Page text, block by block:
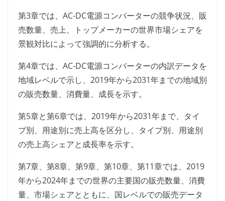
第3章では、AC-DC電源コンバーターの競争状況、販
売数量、売上、トップメーカーの世界市場シェアを
景観対比によって強調的に分析する。
第4章では、AC-DC電源コンバーターの内訳データを
地域レベルで示し、2019年から2031年までの地域別
の販売数量、消費量、成長を示す。
第5章と第6章では、2019年から2031年まで、タイ
プ別、用途別に売上高を区分し、タイプ別、用途別
の売上高シェアと成長率を示す。
第7章、第8章、第9章、第10章、第11章では、2019
年から2024年までの世界の主要国の販売数量、消費
量、市場シェアとともに、国レベルでの販売データ